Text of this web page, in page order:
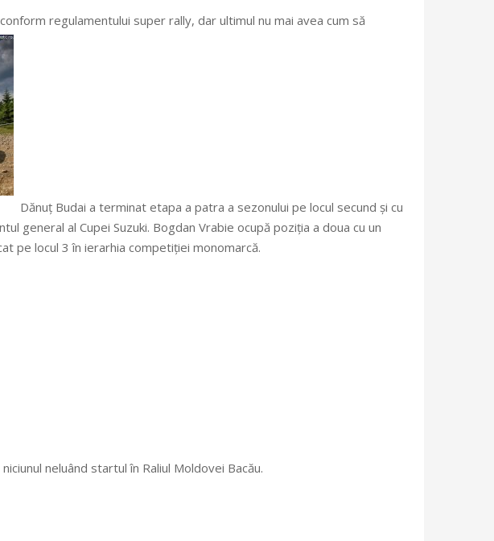
regulamentului super rally, dar ultimul nu mai avea cum să
Dănuț Budai a terminat etapa a patra a sezonului pe locul secund și cu
general al Cupei Suzuki. Bogdan Vrabie ocupă poziția a doua cu un
pe locul 3 în ierarhia competiției monomarcă.
neluând startul în Raliul Moldovei Bacău.